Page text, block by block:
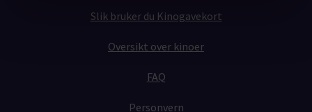
Slik bruker du Kinogavekort
Oversikt over kinoer
FAQ
Personvern